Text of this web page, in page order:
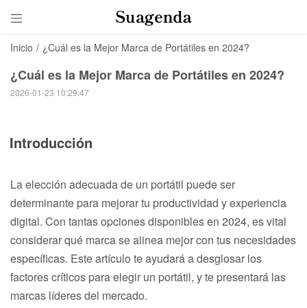

Inicio / ¿Cuál es la Mejor Marca de Portátiles en 2024?
¿Cuál es la Mejor Marca de Portátiles en 2024?
2026-01-23 10:29:47
Introducción
La elección adecuada de un portátil puede ser
determinante para mejorar tu productividad y experiencia
digital. Con tantas opciones disponibles en 2024, es vital
considerar qué marca se alinea mejor con tus necesidades
específicas. Este artículo te ayudará a desglosar los
factores críticos para elegir un portátil, y te presentará las
marcas líderes del mercado.